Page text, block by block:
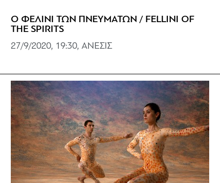
Ο ΦΕΛΙΝΙ ΤΩΝ ΠΝΕΥΜΑΤΩΝ / FELLINI OF
THE SPIRITS
27/9/2020, 19:30, ΑΝΕΣΙΣ